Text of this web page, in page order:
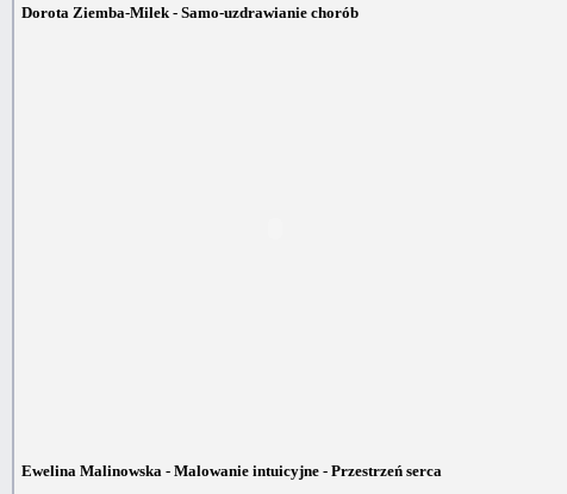
Dorota Ziemba-Milek - Samo-uzdrawianie chorób
Ewelina Malinowska - Malowanie intuicyjne - Przestrzeń serca